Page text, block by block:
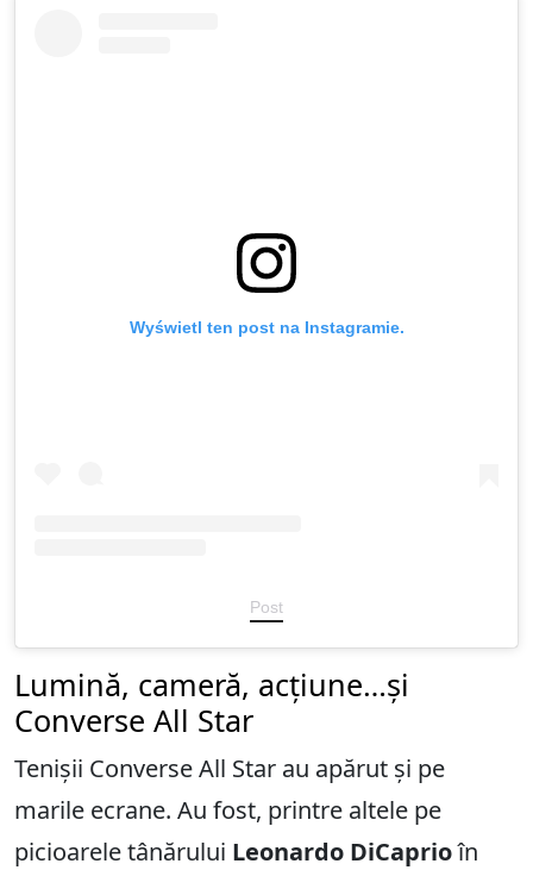
Wyświetl ten post na Instagramie.
Post
Lumină, cameră, acțiune…și
Converse All Star
Tenișii Converse All Star au apărut și pe
marile ecrane. Au fost, printre altele pe
picioarele tânărului Leonardo DiCaprioîn